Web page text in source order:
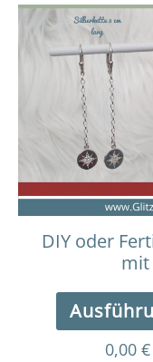
DIY oder
mit
0,00 €